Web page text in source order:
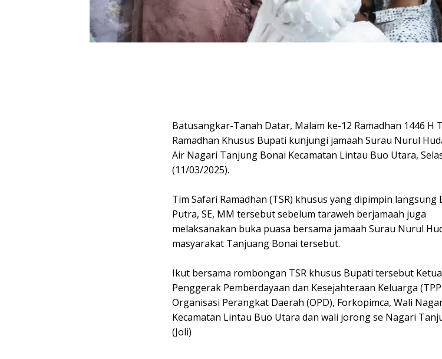
Batusangkar-Tanah Datar, Malam ke-12 Ramadhan 1446 H
Ramadhan Khusus Bupati kunjungi jamaah Surau Nurul
Air Nagari Tanjung Bonai Kecamatan Lintau Buo Utara,
(11/03/2025).
Tim Safari Ramadhan (TSR) khusus yang dipimpin langsung
Putra, SE, MM tersebut sebelum taraweh berjamaah juga
melaksanakan buka puasa bersama jamaah Surau Nurul
masyarakat Tanjuang Bonai tersebut.
Ikut bersama rombongan TSR khusus Bupati tersebut
Penggerak Pemberdayaan dan Kesejahteraan Keluarga
Organisasi Perangkat Daerah (OPD), Forkopimca, Wali
Kecamatan Lintau Buo Utara dan wali jorong se Nagari
(Joli)